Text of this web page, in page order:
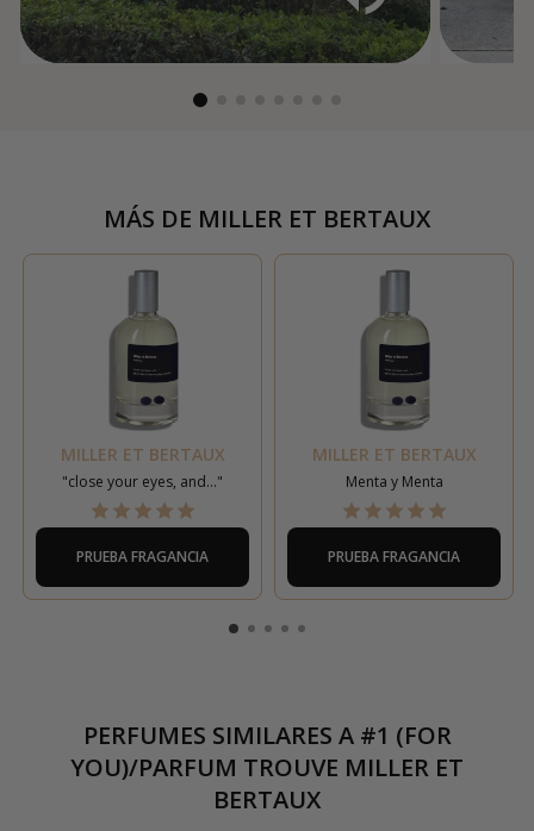
MÁS DE MILLER ET BERTAUX
MILLER ET BERTAUX
"close your eyes, and..."
PRUEBA FRAGANCIA
MILLER ET BERTAUX
Menta y Menta
PRUEBA FRAGANCIA
PERFUMES SIMILARES A#1 (FOR
YOU)/PARFUM TROUVE MILLER ET
BERTAUX